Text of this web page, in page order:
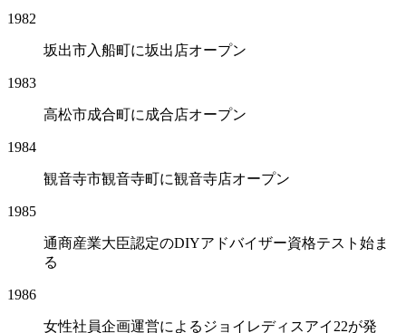
1982
坂出市入船町に坂出店オープン
1983
高松市成合町に成合店オープン
1984
観音寺市観音寺町に観音寺店オープン
1985
通商産業大臣認定のDIYアドバイザー資格テスト始ま
る
1986
女性社員企画運営によるジョイレディスアイ22が発